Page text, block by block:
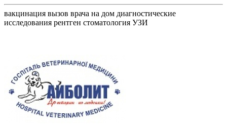
вакцинация вызов врача на дом диагностические
исследования рентген стоматология УЗИ